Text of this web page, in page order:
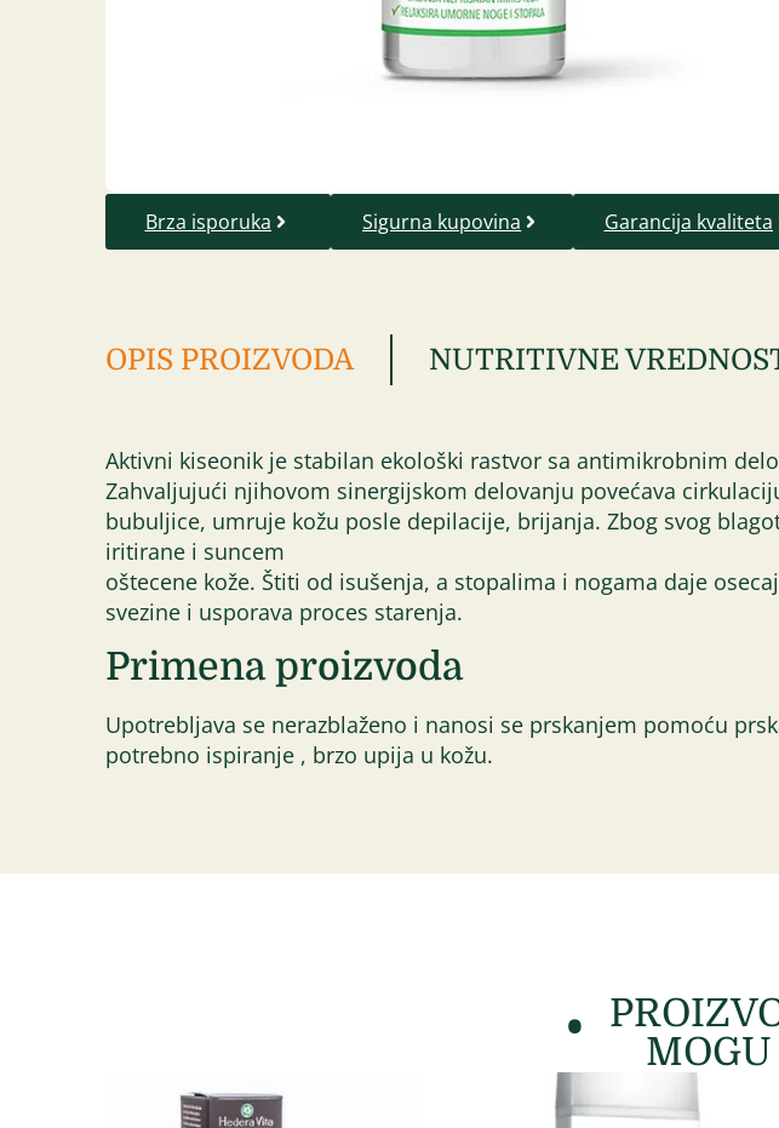
Brza isporuka Sigurna kupovina Garancija kvaliteta
OPIS PROIZVODA NUTRITIVNE
Aktivni kiseonik je stabilan ekološki rastvor sa antimikrobnim
Zahvaljujući njihovom sinergijskom delovanju povećava
bubuljice, umruje kožu posle depilacije, brijanja. Zbog svog
iritirane i suncem
oštecene kože. Štiti od isušenja, a stopalima i nogama daje
svezine i usporava proces starenja.
Primena proizvoda
Upotrebljava se nerazblaženo i nanosi se prskanjem pomoću
potrebno ispiranje , brzo upija u kožu.